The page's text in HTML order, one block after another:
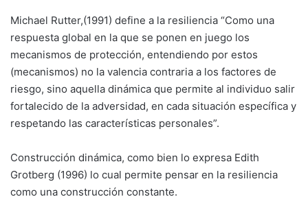
Michael Rutter,(1991) define a la resiliencia “Como una
respuesta global en la que se ponen en juego los
mecanismos de protección, entendiendo por estos
(mecanismos) no la valencia contraria a los factores de
riesgo, sino aquella dinámica que permite al individuo salir
fortalecido de la adversidad, en cada situación específica y
respetando las características personales”.
Construcción dinámica, como bien lo expresa Edith
Grotberg (1996) lo cual permite pensar en la resiliencia
como una construcción constante.